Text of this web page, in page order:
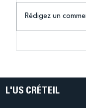
Ping ?
Rédigez un
L'US CRÉTEIL